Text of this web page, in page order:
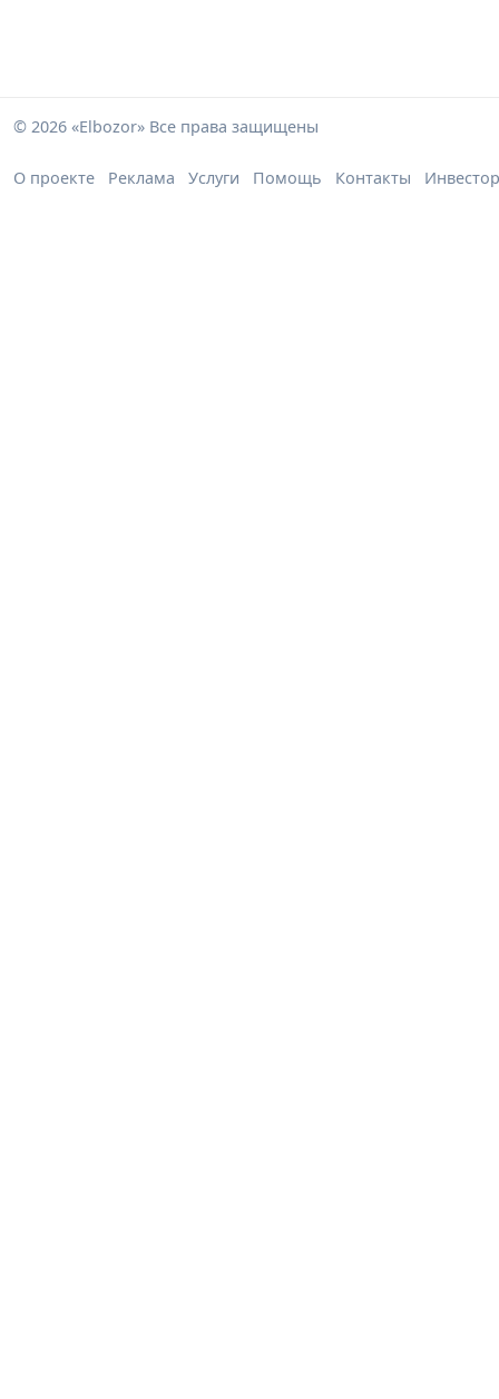
© 2026 «Elbozor» Все права защищены
О проекте Реклама Услуги Помощь Контакты